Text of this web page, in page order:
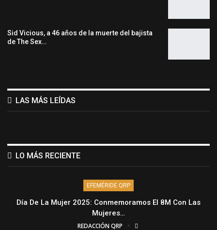
Sid Vicious, a 46 años de la muerte del bajista
de The Sex…
LAS MÁS LEÍDAS
LO MÁS RECIENTE
EFEMÉRIDE QRP
Día De La Mujer 2025: Conmemoramos El 8M Con Las
Mujeres…
REDACCIÓN QRP